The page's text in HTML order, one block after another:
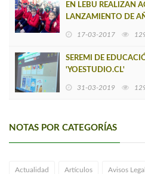
EN LEBU REALIZAN
LANZAMIENTO DE
17-03-2017
SEREMI DE
'YOESTUDIO.CL'
31-03-2019
NOTAS POR CATEGORÍAS
Actualidad Artículos Avisos